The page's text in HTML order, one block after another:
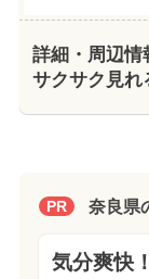
詳細・周辺情
サクサク見れ
PR 奈良県
気分爽快